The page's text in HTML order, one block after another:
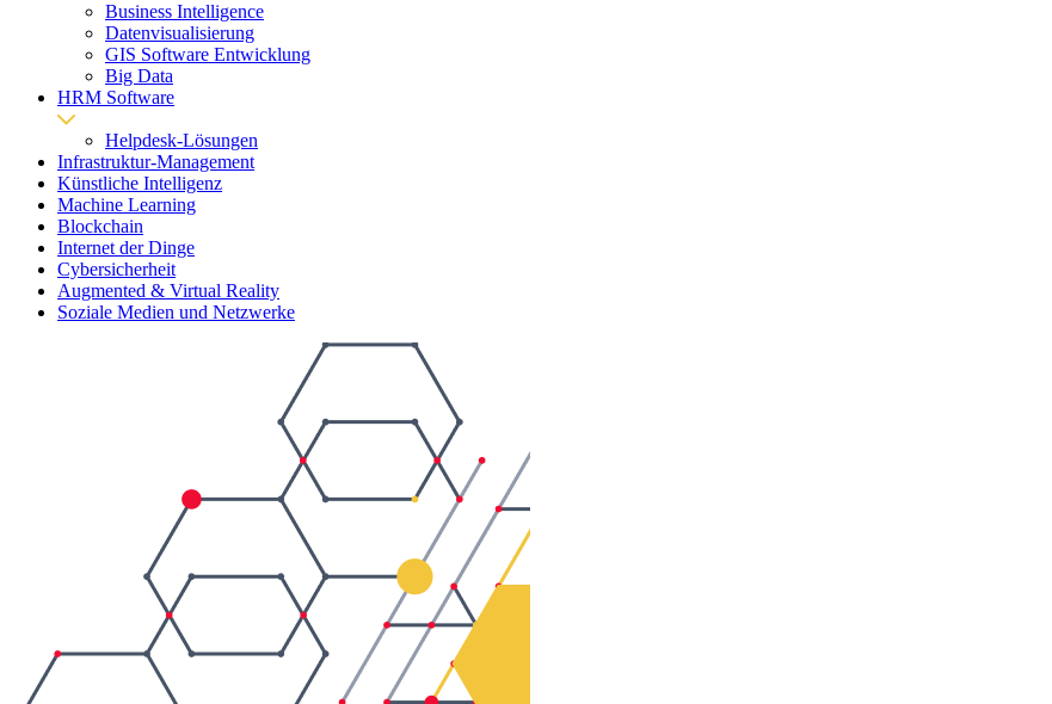
Business Intelligence
Datenvisualisierung
GIS Software Entwicklung
Big Data
HRM Software
Helpdesk-Lösungen
Infrastruktur-Management
Künstliche Intelligenz
Machine Learning
Blockchain
Internet der Dinge
Cybersicherheit
Augmented & Virtual Reality
Soziale Medien und Netzwerke